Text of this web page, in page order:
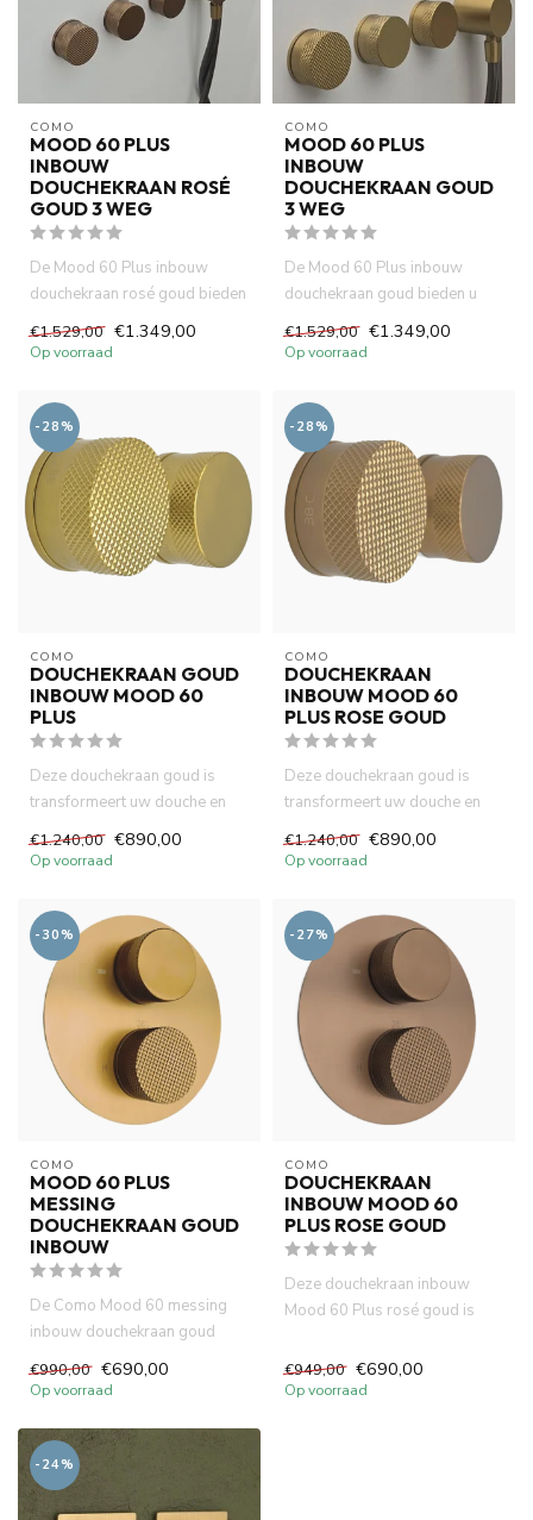
COMO
MOOD 60 PLUS
INBOUW
DOUCHEKRAAN ROSÉ
GOUD 3 WEG
De Mood 60 Plus inbouw
douchekraan rosé goud bieden
€1.529,00 €1.349,00
Op voorraad
COMO
MOOD 60 PLUS
INBOUW
DOUCHEKRAAN GOUD
3 WEG
De Mood 60 Plus inbouw
douchekraan goud bieden u
Tegelijkerti...
€1.529,00 €1.349,00
Op voorraad
-28%
COMO
DOUCHEKRAAN GOUD
INBOUW MOOD 60
PLUS
Deze douchekraan goud is
transformeert uw douche en
€1.240,00 €890,00
Op voorraad
-28%
COMO
DOUCHEKRAAN
INBOUW MOOD 60
PLUS ROSE GOUD
Deze douchekraan goud is
transformeert uw douche en
€1.240,00 €890,00
Op voorraad
-30%
COMO
MOOD 60 PLUS
MESSING
DOUCHEKRAAN GOUD
INBOUW
De Como Mood 60 messing
inbouw douchekraan goud
...
€990,00 €690,00
Op voorraad
-27%
COMO
DOUCHEKRAAN
INBOUW MOOD 60
PLUS ROSE GOUD
Deze douchekraan inbouw
Mood 60 Plus rosé goud is
bad...
€949,00 €690,00
Op voorraad
-24%